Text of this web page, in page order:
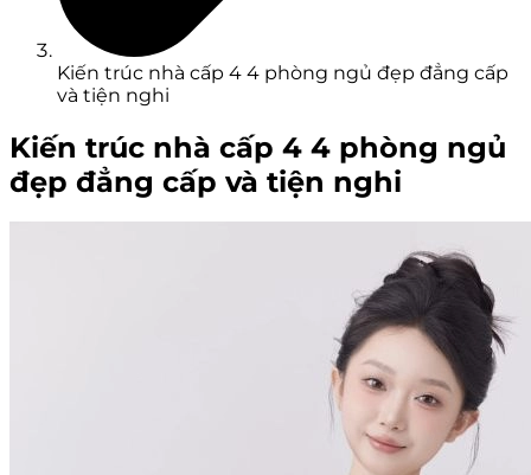
Kiến trúc nhà cấp 4 4 phòng ngủ đẹp đẳng cấp
và tiện nghi
Kiến trúc nhà cấp 4 4 phòng ngủ
đẹp đẳng cấp và tiện nghi